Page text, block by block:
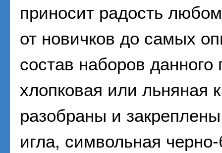
приносит радость
от новичков до самых
состав наборов
хлопковая или льняная
разобраны и
игла, символьная